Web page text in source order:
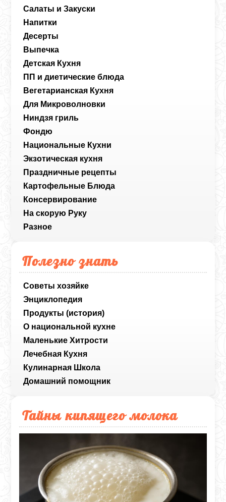
Салаты и Закуски
Напитки
Десерты
Выпечка
Детская Кухня
ПП и диетические блюда
Вегетарианская Кухня
Для Микроволновки
Ниндзя гриль
Фондю
Национальные Кухни
Экзотическая кухня
Праздничные рецепты
Картофельные Блюда
Консервирование
На скорую Руку
Разное
Полезно знать
Советы хозяйке
Энциклопедия
Продукты (история)
О национальной кухне
Маленькие Хитрости
Лечебная Кухня
Кулинарная Школа
Домашний помощник
Тайны кипящего молока